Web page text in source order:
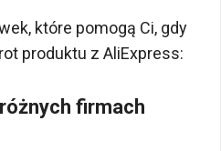
które pomogą Ci, gdy
produktu z AliExpress:
firmach